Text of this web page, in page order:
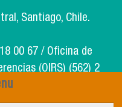
Santiago, Chile.
00 67 / Oficina de
(OIRS) (562) 2